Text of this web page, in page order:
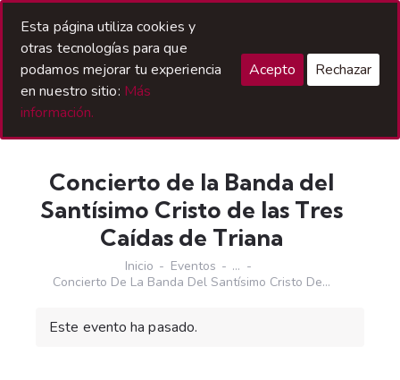
Concierto de la Banda del
Santísimo Cristo de las Tres
Caídas de Triana
Inicio Eventos
...
Concierto De La Banda Del Santísimo Cristo De...
Este evento ha pasado.
Esta página utiliza cookies y
otras tecnologías para que
podamos mejorar tu experiencia
en nuestro sitio: Más
información.
Acepto Rechazar